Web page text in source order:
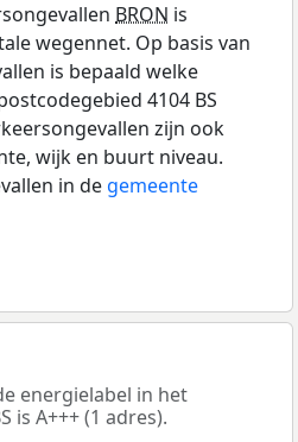
BRON is
wegennet. Op basis van
is bepaald welke
4104 BS
zijn ook
wijk en buurt niveau.
in de gemeente
energielabel in het
is A+++ (1 adres).